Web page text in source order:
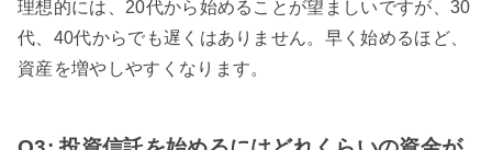
理想的には、20代から始めることが望ましいですが、30
代、40代からでも遅くはありません。早く始めるほど、
資産を増やしやすくなります。